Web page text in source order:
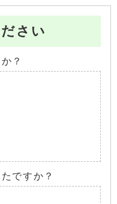
さい
？
ですか？